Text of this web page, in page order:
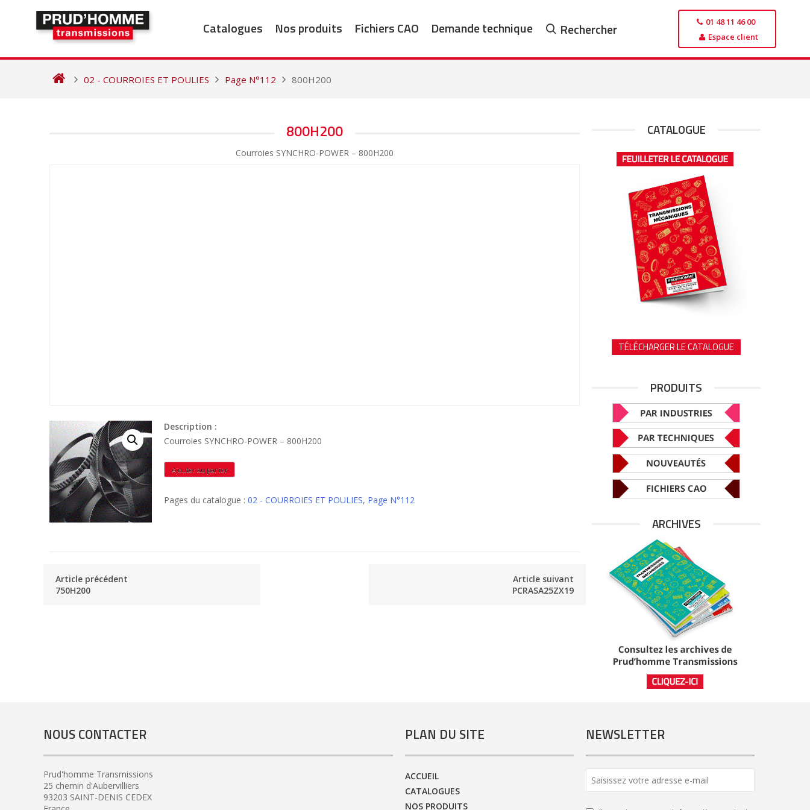
Catalogues Nos produits Fichiers CAO Demande technique Rechercher
01 48 11 46 00
Espace client
02 - COURROIES ET POULIES Page N°112 800H200
800H200
Courroies SYNCHRO-POWER – 800H200
Description :
Courroies SYNCHRO-POWER – 800H200
quantité
de
Ajouter au panier
Pages du catalogue : 02 - COURROIES ET POULIES, Page N°112
Article précédent
750H200
Article suivant
PCRASA25ZX19
CATALOGUE
TÉLÉCHARGER LE CATALOGUE
PRODUITS
ARCHIVES
NOUS CONTACTER
Prud'homme Transmissions
25 chemin d'Aubervilliers
93203 SAINT-DENIS CEDEX
PLAN DU SITE
ACCUEIL
CATALOGUES
NOS PRODUITS
NEWSLETTER